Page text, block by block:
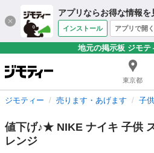
アプリならお得な情報を
インストール アプリで開く
地元の掲示板 ジモテ
東京都
ジモティー 売ります・あげます 子
値下げ♪★ NIKE ナイキ 子供
レンジ